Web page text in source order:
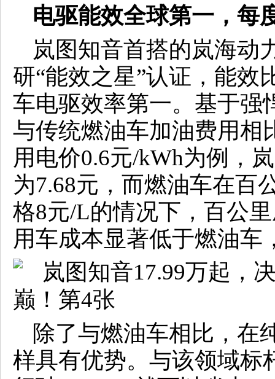
电驱能效全球第一，每
岚图知音首搭的岚海动
研“能效之星”认证，能效
车电驱效率第一。基于强
与传统燃油车加油费用相
用电价0.6元/kWh为例，
为7.68元，而燃油车在百
格8元/L的情况下，百公
用车成本显著低于燃油车
除了与燃油车相比，在
样具有优势。与该领域标